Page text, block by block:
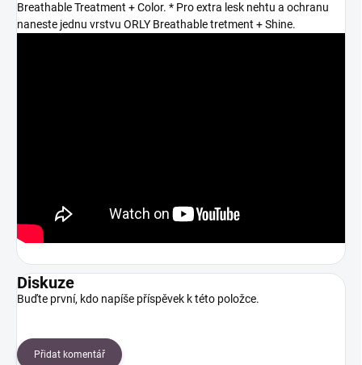
Breathable Treatment + Color. * Pro extra lesk nehtu a ochranu
naneste jednu vrstvu ORLY Breathable tretment + Shine.
Diskuze
Buďte první, kdo napíše příspěvek k této položce.
Přidat komentář